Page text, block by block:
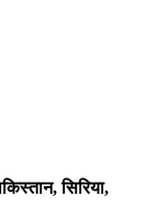
सिरिया,